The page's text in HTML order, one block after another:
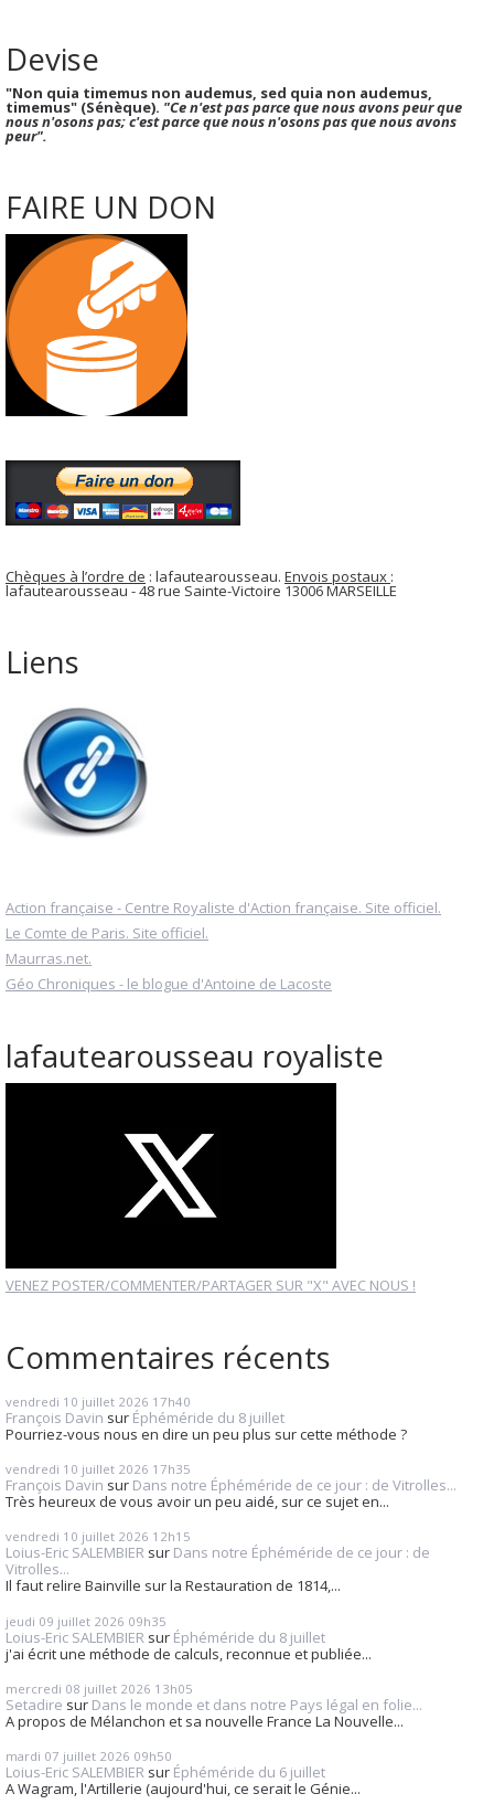
Devise
"Non quia timemus non audemus, sed quia non audemus,
timemus" (Sénèque). "Ce n'est pas parce que nous avons peur que
nous n'osons pas; c'est parce que nous n'osons pas que nous avons
peur".
FAIRE UN DON
Chèques à l’ordre de : lafautearousseau. Envois postaux :
lafautearousseau - 48 rue Sainte-Victoire 13006 MARSEILLE
Liens
Action française - Centre Royaliste d'Action française. Site officiel.
Le Comte de Paris. Site officiel.
Maurras.net.
Géo Chroniques - le blogue d'Antoine de Lacoste
lafautearousseau royaliste
VENEZ POSTER/COMMENTER/PARTAGER SUR "X" AVEC NOUS !
Commentaires récents
vendredi 10 juillet 2026 17h40
François Davin sur Éphéméride du 8 juillet
Pourriez-vous nous en dire un peu plus sur cette méthode ?
vendredi 10 juillet 2026 17h35
François Davin sur Dans notre Éphéméride de ce jour : de Vitrolles...
Très heureux de vous avoir un peu aidé, sur ce sujet en...
vendredi 10 juillet 2026 12h15
Loius-Eric SALEMBIER sur Dans notre Éphéméride de ce jour : de
Vitrolles...
Il faut relire Bainville sur la Restauration de 1814,...
jeudi 09 juillet 2026 09h35
Loius-Eric SALEMBIER sur Éphéméride du 8 juillet
j'ai écrit une méthode de calculs, reconnue et publiée...
mercredi 08 juillet 2026 13h05
Setadire sur Dans le monde et dans notre Pays légal en folie...
A propos de Mélanchon et sa nouvelle France La Nouvelle...
mardi 07 juillet 2026 09h50
Loius-Eric SALEMBIER sur Éphéméride du 6 juillet
A Wagram, l'Artillerie (aujourd'hui, ce serait le Génie...